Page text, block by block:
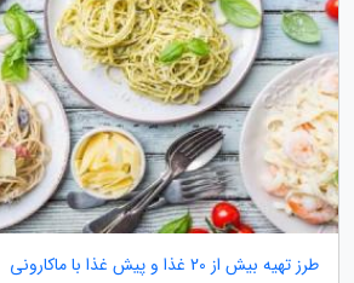
طرز تهیه بیش از 20 غذا و پیش غذا با ماکارونی